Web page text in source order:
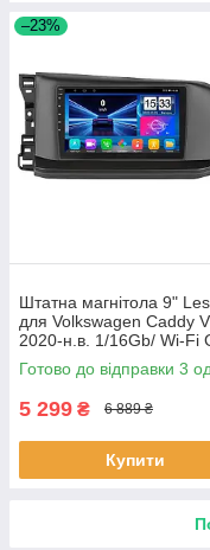
–23%
Штатна магнітола 9"
для Volkswagen Caddy V
2020-н.в. 1/16Gb/ Wi-Fi
Optima Вольксваген 3 шт.
Готово до відправки 3 од.
5 299 ₴ 6 889 ₴
Купити